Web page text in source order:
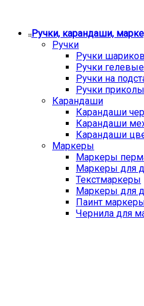
Ручки, карандаши,
Ручки
Ручки
Ручки гелевые
Ручки на
Ручки приколы
Карандаши
Карандаши
Карандаши
Карандаши
Маркеры
Маркеры
Маркеры для
Текстмаркеры
Маркеры для
Паинт
Чернила для